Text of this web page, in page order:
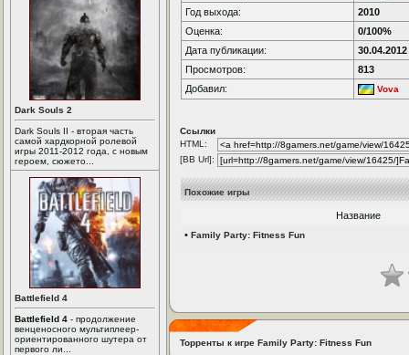
Dark Souls 2
Dark Souls II - вторая часть
самой хардкорной ролевой
игры 2011-2012 года, с новым
героем, сюжето...
Battlefield 4
Battlefield 4 - продолжение
венценосного мультиплеер-
ориентированного шутера от
первого ли...
Год выхода:
2010
Оценка:
0/100%
Дата публикации:
30.04.2012
Просмотров:
813
Добавил:
Vova
Ссылки
HTML:
[BB Url]:
Похожие игры
Название
• Family Party: Fitness Fun
Торренты к игре Family Party: Fitness Fun